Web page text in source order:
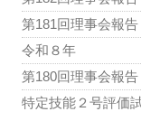
第181回理事会報告
令和８年
第180回理事会報告
特定技能２号評価